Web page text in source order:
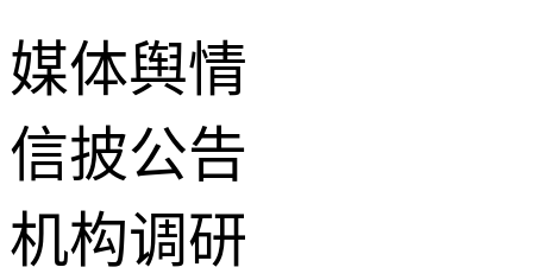
媒体舆情
信披公告
机构调研